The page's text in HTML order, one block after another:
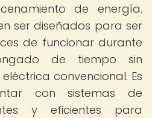
de energía.
ser diseñados para ser
de funcionar durante
de tiempo sin
convencional. Es
con sistemas de
y eficientes para